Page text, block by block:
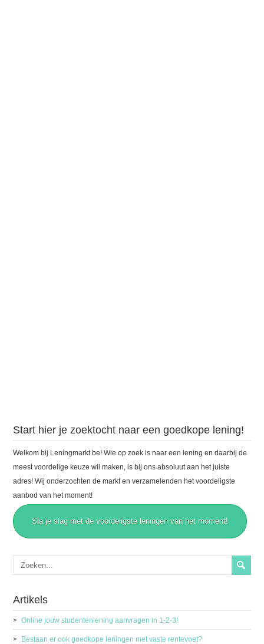
Start hier je zoektocht naar een goedkope lening!
Welkom bij Leningmarkt.be! Wie op zoek is naar een lening en daarbij de
meest voordelige keuze wil maken, is bij ons absoluut aan het juiste
adres! Wij onderzochten de markt en verzamelenden het voordeligste
aanbod van het moment!
Sla je slag met de voordeligste leningen van het moment!
Artikels
Online jouw studentenlening aanvragen in 1-2-3!
Bestaan er ook goedkope leningen met vaste rentevoet?